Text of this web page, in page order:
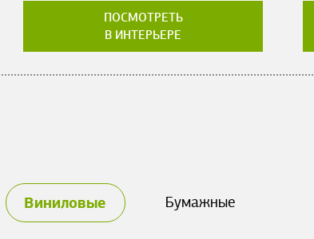
ПОСМОТРЕТЬ
В ИНТЕРЬЕРЕ
Виниловые Бумажные